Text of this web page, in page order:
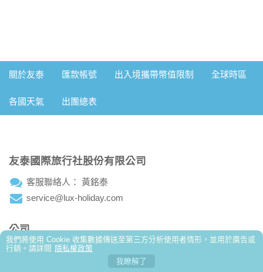
我們將使用 Cookie 收集數據傳送至第三方分析使用者情形，並用於廣告或
行銷。請詳閱 隱私權政策
我瞭解了
難雜症，希望未來能再跟小楦的歐洲團♥️。
棒的領隊彭天明
#友泰旅行社的行程CP值超高參加4/27的土耳其之旅 領
隊高大哥專業的帶領與貼心安排
原本以為低價團不需要抱太高期待，結果整趟旅程從行
感謝領隊 小嵐 的細心與專業
常滿意！領隊貝貝很親切
多出來走走才看得到很多不可思議 很震撼的地方 跟了好
幾團 還是阿東導遊最愛唸
2026/6/17參加西班牙🇪🇸11天旅遊，一開始其實還滿擔
心拉車時間太長、逛街時間會太短。沒想到領隊魯傳瀚
（小魯）超棒！
參加3/18～3/27的奧捷斯匈10日遊，整體行程安排得非常
順暢，玩得很充實。住宿品質優良，餐食也相當不錯，讓
1 個月前緣分就是這麼奇妙～ 一趟浪漫的土耳其之旅 充
關於友泰 匯款帳號 出入境攜帶幣值限制 全球時區
各國天氣 出團總表
友泰國際旅行社股份有限公司
客服聯絡人： 黃銘泰
service@lux-holiday.com
公司
台北市中山區松江路80號10樓 電話:02-2563-6119
台中市西區公益路161號5樓-1 電話:04-2326-7288